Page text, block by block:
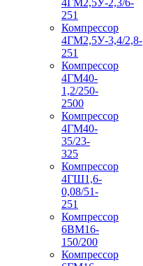
4ГМ2,5У-2,3/6-
251
Компрессор
4ГМ2,5У-3,4/2,8-
251
Компрессор
4ГМ40-
1,2/250-
2500
Компрессор
4ГМ40-
35/23-
325
Компрессор
4ГШ1,6-
0,08/51-
251
Компрессор
6ВМ16-
150/200
Компрессор